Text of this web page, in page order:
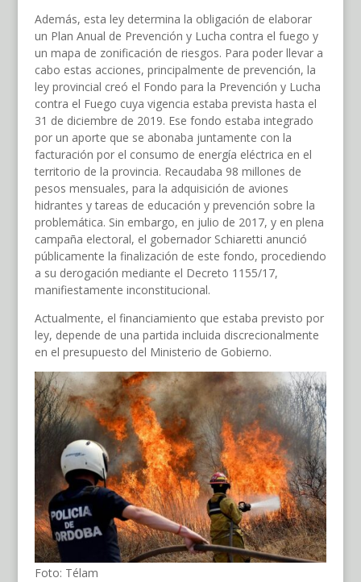
Además, esta ley determina la obligación de elaborar
un Plan Anual de Prevención y Lucha contra el fuego y
un mapa de zonificación de riesgos. Para poder llevar a
cabo estas acciones, principalmente de prevención, la
ley provincial creó el Fondo para la Prevención y Lucha
contra el Fuego cuya vigencia estaba prevista hasta el
31 de diciembre de 2019. Ese fondo estaba integrado
por un aporte que se abonaba juntamente con la
facturación por el consumo de energía eléctrica en el
territorio de la provincia. Recaudaba 98 millones de
pesos mensuales, para la adquisición de aviones
hidrantes y tareas de educación y prevención sobre la
problemática. Sin embargo, en julio de 2017, y en plena
campaña electoral, el gobernador Schiaretti anunció
públicamente la finalización de este fondo, procediendo
a su derogación mediante el Decreto 1155/17,
manifiestamente inconstitucional.
Actualmente, el financiamiento que estaba previsto por
ley, depende de una partida incluida discrecionalmente
en el presupuesto del Ministerio de Gobierno.
Foto: Télam